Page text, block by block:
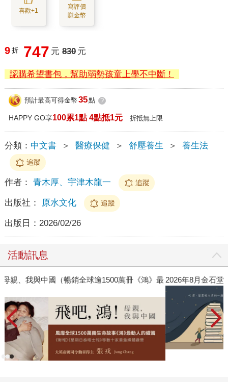
喜歡+1
寫評價
賺金幣
9 折 747 元 830 元
認購希望書包，幫助弱勢孩童上學不中斷！
預計最高可得金幣 35點 ?
HAPPY GO享100累1點 4點抵1元 折抵無上限
分類： 中文書 ＞ 醫療保健 ＞ 舒壓養生 ＞ 養生法
追蹤
作者： 青木厚、宇津木龍一 追蹤
出版社： 原水文化 追蹤
出版日： 2026/02/26
活動訊息
最2026年8月金石堂強力推薦